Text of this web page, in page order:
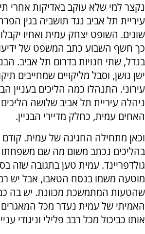
נקצר למי שלא עוקב באדיקות אחרי
עיריית תל אביב נגד תושביה בגין
שונים. השופט יצחק עמית ואחיו
כך חשף השבוע כתב המשפט של
בנדל, שתי חנויות בדרום תל אביב.
ישן נושן, וסבל מליקויים שמחייבים
עירוני. התנהלו כמה הליכים בעניין
ניהלה עיריית תל אביב שלושה
האחים עמית, כחלק מדיירי הבניין.
וכאן מתחילה החגיגה של עמית.
בהליכים נכתב משום מה שם
גולדפריינד. עמית טען בתגובה שזה
מוטעה משמו בנסח הטאבו, אבל יש
שהטעות המתמשכת מכוונת. יש בה
האמיתי של עמית נעדר מכל
אותו כביכול מכל רבב פלילי וניגודי